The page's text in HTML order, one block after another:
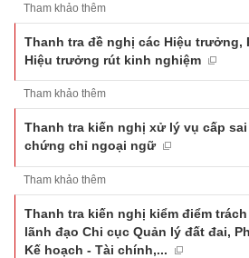
Tham khảo thêm
Thanh tra đề nghị các Hiệu trưởng,
Hiệu trưởng rút kinh nghiệm
Tham khảo thêm
Thanh tra kiến nghị xử lý vụ cấp sai
chứng chỉ ngoại ngữ
Tham khảo thêm
Thanh tra kiến nghị kiểm điểm
lãnh đạo Chi cục Quản lý đất đai,
Kế hoạch - Tài chính,...